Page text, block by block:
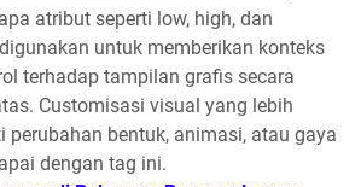
atribut seperti low, high, dan
untuk memberikan konteks
terhadap tampilan grafis secara
Customisasi visual yang lebih
perubahan bentuk, animasi, atau gaya
dengan tag ini.